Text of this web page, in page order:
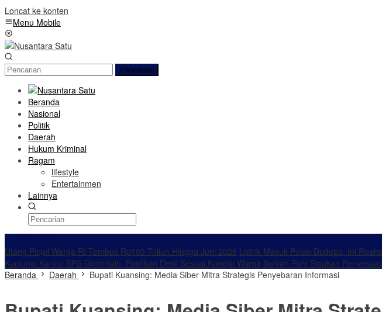
Loncat ke konten
Menu Mobile
Pencarian
Beranda
Nasional
Politik
Daerah
Hukum Kriminal
Ragam
lifestyle
Entertainmen
Lainnya
Utang Pinjol Warga RI Tembus Rp105 Triliun Hingga Juni 2026 Listrik Masuk Pulau Dudepo, Ini
Kunjungi Kantor BPS Gorontalo, Pastikan Desil Sesuai Kondisi Warga Sofyan Puhi Siapkan
Beranda
Daerah Bupati Kuansing: Media Siber Mitra Strategis Penyebaran Informasi